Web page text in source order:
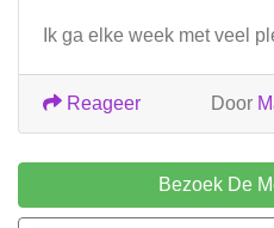
Ik ga elke week met veel
Door
Reageer
Bezoek De